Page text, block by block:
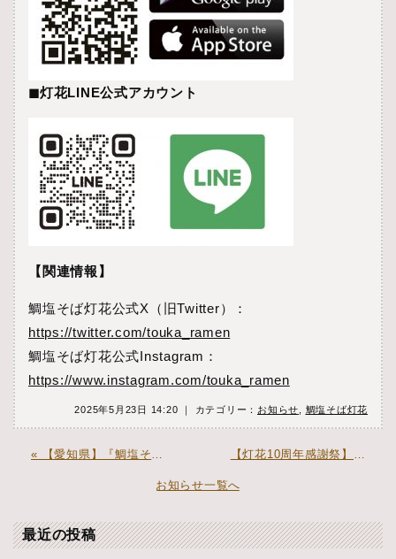
◼︎灯花LINE公式アカウント
【関連情報】
鯛塩そば灯花公式X（旧Twitter）：
https://twitter.com/touka_ramen
鯛塩そば灯花公式Instagram：
https://www.instagram.com/touka_ramen
2025年5月23日 14:20 ｜ カテゴリー： お知らせ 鯛塩そば灯花
お知らせ一覧へ
最近の投稿